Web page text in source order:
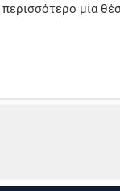
μία